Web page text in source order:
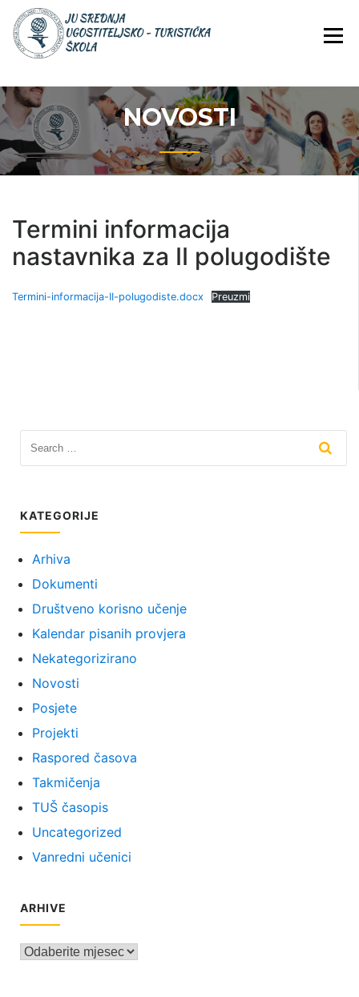
Skip
content
JU SREDNJA
NOVOSTI
Termini informacija
nastavnika za II polugodište
Termini-informacija-II-polugodiste.docx Preuzmi
KATEGORIJE
Arhiva
Dokumenti
Društveno korisno učenje
Kalendar pisanih provjera
Nekategorizirano
Novosti
Posjete
Projekti
Raspored časova
Takmičenja
TUŠ časopis
Uncategorized
Vanredni učenici
ARHIVE
Arhive